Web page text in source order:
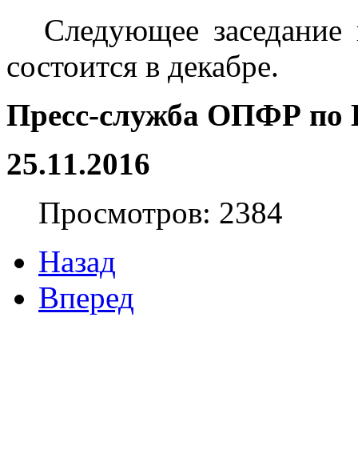
Следующее
состоится в декабре.
Пресс-служба ОПФР по
25.11.2016
Просмотров: 2384
Назад
Вперед